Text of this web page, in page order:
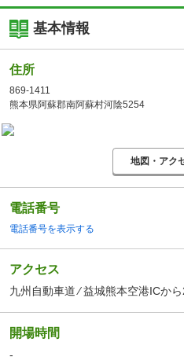
基本情報
住所
869-1411
熊本県阿蘇郡南阿蘇村河陰5254
地図・アク
電話番号
電話番号を表示する
アクセス
九州自動車道 ⁄ 益城熊本空港ICか
開場時間
-